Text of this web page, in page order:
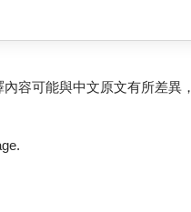
容可能與中文原文有所差異，
亡者的遺體統一送往
同為撿拾者的伊莎貝